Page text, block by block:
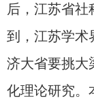
后，江苏省
到，江苏学术
济大省要挑大
化理论研究。